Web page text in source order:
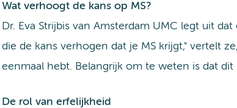
Wat verhoogt de kans op MS?
Dr. Eva Strijbis van Amsterdam UMC legt uit
die de kans verhogen dat je MS krijgt," vertelt
eenmaal hebt. Belangrijk om te weten is dat
De rol van erfelijkheid